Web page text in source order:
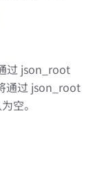
过 json_root
通过 json_root
空。